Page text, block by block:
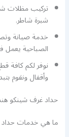
تركيب مظلات
شبرة شاطر.
خدمة صيانة
الصباحية
نوفر لكم كافة
وأقفال ونقوم
حداد غرف شينكو
ما هي خدمات